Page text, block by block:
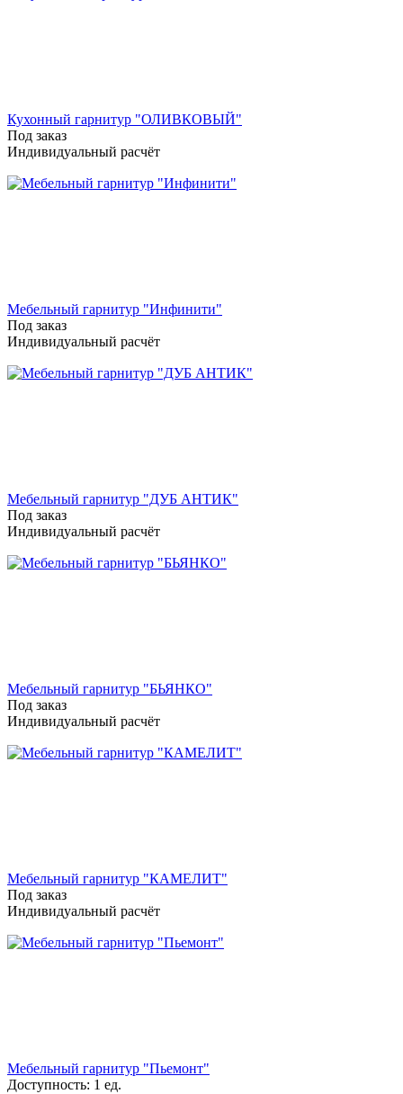
Кухонный гарнитур "ОЛИВКОВЫЙ"
Под заказ
Индивидуальный расчёт
Мебельный гарнитур "Инфинити"
Под заказ
Индивидуальный расчёт
Мебельный гарнитур "ДУБ АНТИК"
Под заказ
Индивидуальный расчёт
Мебельный гарнитур "БЬЯНКО"
Под заказ
Индивидуальный расчёт
Мебельный гарнитур "КАМЕЛИТ"
Под заказ
Индивидуальный расчёт
Мебельный гарнитур "Пьемонт"
Доступность: 1 ед.